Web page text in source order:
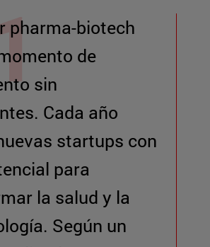
pharma-biotech
de
sin
Cada año
startups con
para
la salud y la
Según un